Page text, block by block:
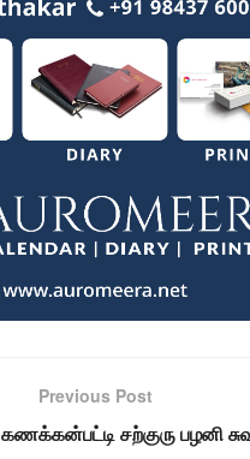
Previous Post
சற்குரு பழனி